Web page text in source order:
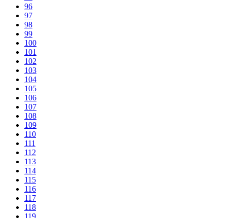
96
97
98
99
100
101
102
103
104
105
106
107
108
109
110
111
112
113
114
115
116
117
118
119